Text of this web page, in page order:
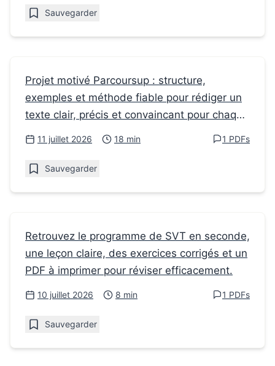
Sauvegarder
Fiches de révision
Projet motivé Parcoursup : méthode simple
pour convaincre
Projet motivé Parcoursup : structure,
exemples et méthode fiable pour rédiger un
texte clair, précis et convaincant pour chaque
vœu.
11 juillet 2026 18 min 1 PDFs
Sauvegarder
Fiches de révision
Le programme de SVT en Seconde : cours
et exercices corrigés
Retrouvez le programme de SVT en seconde,
une leçon claire, des exercices corrigés et un
PDF à imprimer pour réviser efficacement.
10 juillet 2026 8 min 1 PDFs
Sauvegarder